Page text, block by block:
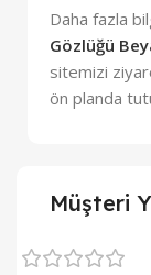
Daha fazla
Gözlüğü
sitemizi
ön planda
Müşteri